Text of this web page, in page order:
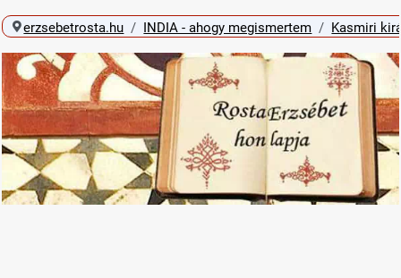
erzsebetrosta.hu INDIA - ahogy megismertem Kasmiri